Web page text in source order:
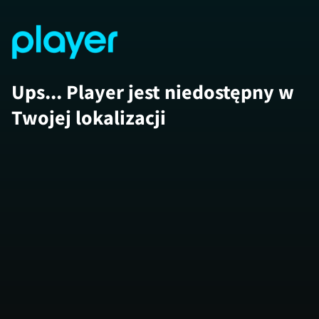
Ups... Player jest niedostępny w
Twojej lokalizacji